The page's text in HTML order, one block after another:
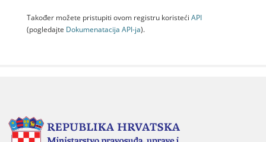
Također možete pristupiti ovom registru koristeći API
(pogledajte Dokumenаtаcijа API-jа).